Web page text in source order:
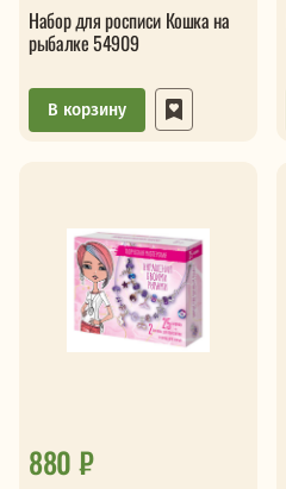
Набор для росписи Кошка на
рыбалке 54909
В корзину
880 ₽